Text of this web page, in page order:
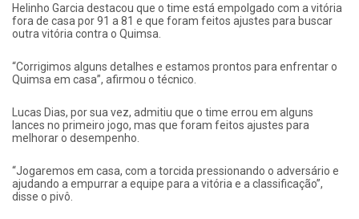
Helinho Garcia destacou que o time está empolgado com a vitória
fora de casa por 91 a 81 e que foram feitos ajustes para buscar
outra vitória contra o Quimsa.
“Corrigimos alguns detalhes e estamos prontos para enfrentar o
Quimsa em casa”, afirmou o técnico.
Lucas Dias, por sua vez, admitiu que o time errou em alguns
lances no primeiro jogo, mas que foram feitos ajustes para
melhorar o desempenho.
“Jogaremos em casa, com a torcida pressionando o adversário e
ajudando a empurrar a equipe para a vitória e a classificação”,
disse o pivô.